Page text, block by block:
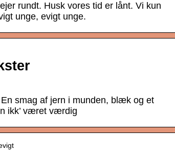
rundt. Husk vores tid er lånt. Vi kun
unge, evigt unge.
smag af jern i munden, blæk og et
ikk’ været værdig